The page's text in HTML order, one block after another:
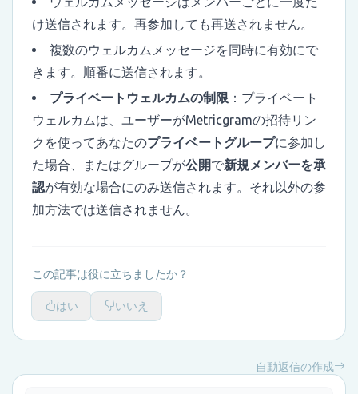
け送信されます。再参加しても再送されません。
複数のウェルカムメッセージを同時に有効にで
きます。順番に送信されます。
プライベートウェルカムの制限 ：プライベート
ウェルカムは、ユーザーがMetricgramの招待リン
クを使ってあなたのプライベートグループに参加し
た場合、またはグループが公開で新規メンバーを承
認が有効な場合にのみ送信されます。それ以外の参
加方法では送信されません。
この記事は役に立ちましたか？
はい いいえ
自動返信の作成